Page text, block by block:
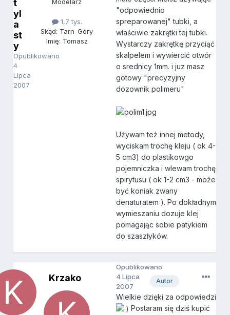
t
yl
a
st
y
Opublikowano
4
Lipca
2007
1,7 tys.
Skąd: Tarn-Góry
Imię: Tomasz
"odpowiednio
spreparowanej" tubki, a
właściwie zakrętki tej tubki.
Wystarczy zakrętkę przyciąć
skalpelem i wywiercić otwór
o srednicy 1mm. i juz masz
gotowy "precyzyjny
dozownik polimeru"
Używam też innej metody,
wyciskam trochę kleju ( ok 4-
5 cm3) do plastikowgo
pojemniczka i wlewam trochę
spirytusu ( ok 1-2 cm3 - może
być koniak zwany
denaturatem ). Po dokładnym
wymieszaniu dozuje klej
pomagając sobie patykiem
do szaszłyków.
Krzako Autor
Opublikowano
4 Lipca
2007
Wielkie dzięki za odpowiedzi
Postaram się dziś kupić